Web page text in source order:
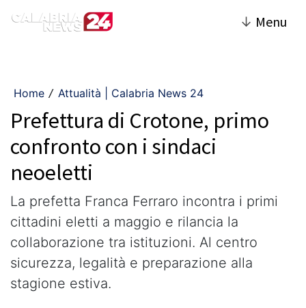
↓ Menu
Home / Attualità | Calabria News 24
Prefettura di Crotone, primo
confronto con i sindaci
neoeletti
La prefetta Franca Ferraro incontra i primi
cittadini eletti a maggio e rilancia la
collaborazione tra istituzioni. Al centro
sicurezza, legalità e preparazione alla
stagione estiva.